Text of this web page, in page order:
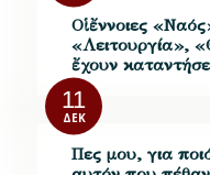
Οἱ ἔννοιες
«Λειτουργία»,
ἔχουν
11
ΔΕΚ
Πες μου, για